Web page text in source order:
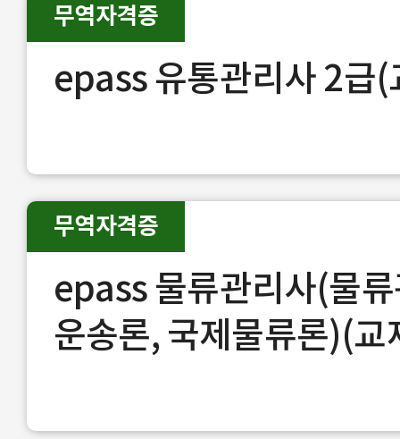
epass 유통관리사 2급(
무역자격증
epass 물류관리사(물
운송론, 국제물류론)(교
무역자격증